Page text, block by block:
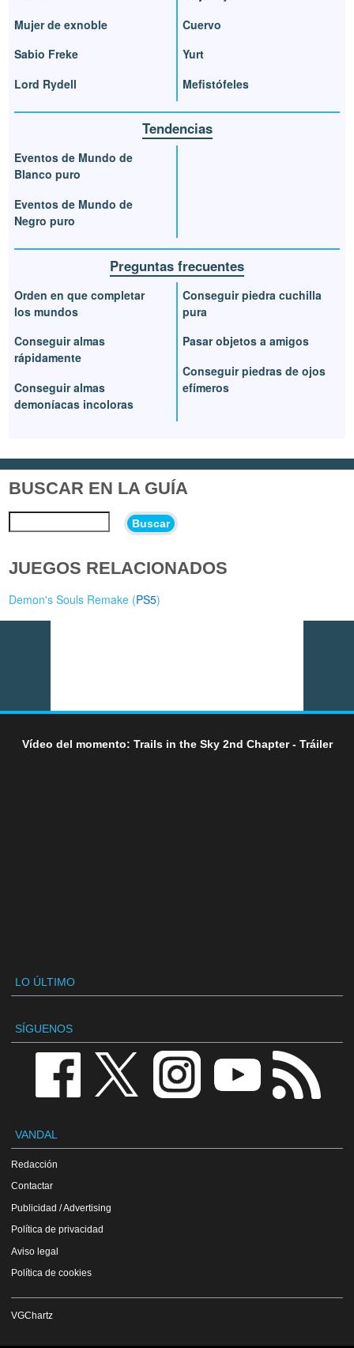
Mujer de exnoble
Sabio Freke
Lord Rydell
Cuervo
Yurt
Mefistófeles
Tendencias
Eventos de Mundo de
Blanco puro
Eventos de Mundo de
Negro puro
Preguntas frecuentes
Orden en que completar
los mundos
Conseguir almas
rápidamente
Conseguir almas
demoníacas incoloras
Conseguir piedra cuchilla
pura
Pasar objetos a amigos
Conseguir piedras de ojos
efímeros
BUSCAR EN LA GUÍA
Buscar
JUEGOS RELACIONADOS
Demon's Souls Remake (PS5)
Vídeo del momento: Trails in the Sky 2nd Chapter - Tráiler
LO ÚLTIMO
SÍGUENOS
VANDAL
Redacción
Contactar
Publicidad / Advertising
Política de privacidad
Aviso legal
Política de cookies
VGChartz